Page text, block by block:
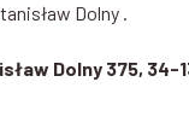
Dolny .
Dolny 375, 34-